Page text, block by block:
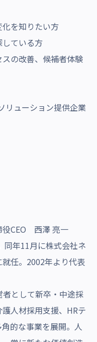
を知りたい方
ている方
の改善、候補者体験
リューション提供企業
CEO 西澤 亮一
同年11月に株式会社ネ
任。2002年より代表
として新卒・中途採
人材採用支援、HRテ
的な事業を展開。人